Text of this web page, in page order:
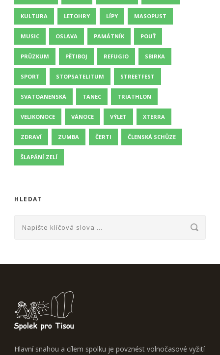
KULTURA LETOHRY LÍPY MASOPUST
MUSIC OSLAVA PAMÁTNÍK POUŤ
PRŮZKUM PĚTIBOJ REFUGIO SBIRKA
SPORT STOPSATELITUM STREETFEST
SVATOANENSKÁ TANEC TRIATHLON
VELIKONOCE VÁNOCE VÝLET XTERRA
ZDRAVÍ ZUMBA ČERTI ČLENSKÁ SCHŮZE
ŠLAPÁNÍ ZELÍ
HLEDAT
Hlavní snahou a cílem spolku je povznést volnočasové vyžití